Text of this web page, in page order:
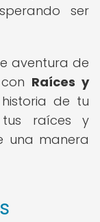
ser
aventura de
Raíces y
de tu
raíces y
una manera